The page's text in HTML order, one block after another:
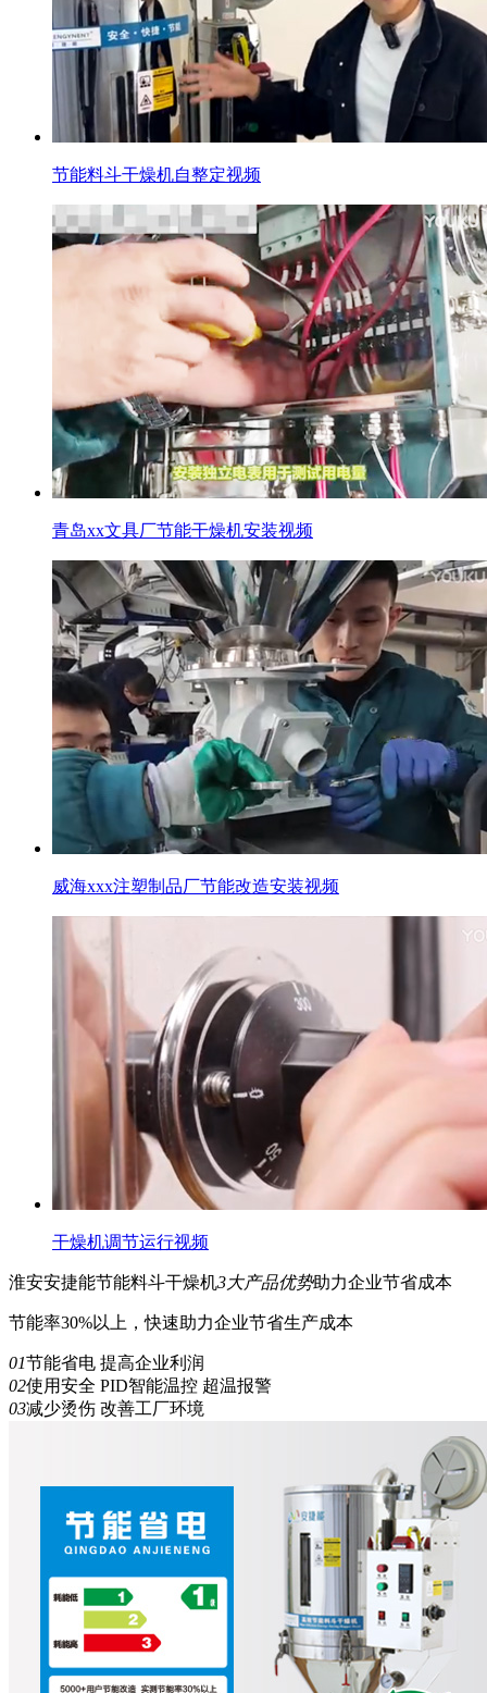
节能料斗干燥机自整定视频
青岛xx文具厂节能干燥机安装视频
威海xxx注塑制品厂节能改造安装视频
干燥机调节运行视频
淮安安捷能节能料斗干燥机3大产品优势助力企业节省成本
节能率30%以上，快速助力企业节省生产成本
01节能省电 提高企业利润
02使用安全 PID智能温控 超温报警
03减少烫伤 改善工厂环境